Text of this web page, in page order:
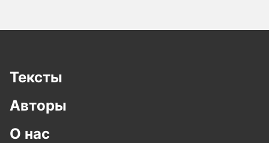
Тексты
Авторы
О нас